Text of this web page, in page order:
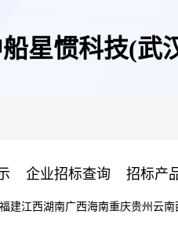
星惯科技(武
企业招标查询 招标产
福建江西湖南广西海南重庆贵州 云南